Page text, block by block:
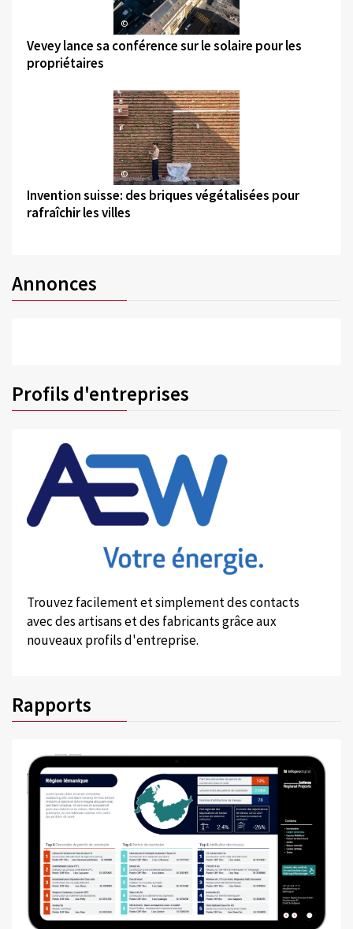
©
Vevey lance sa conférence sur le solaire pour les
propriétaires
©
Invention suisse: des briques végétalisées pour
rafraîchir les villes
Annonces
Profils d'entreprises
Trouvez facilement et simplement des contacts
avec des artisans et des fabricants grâce aux
nouveaux profils d'entreprise.
Rapports